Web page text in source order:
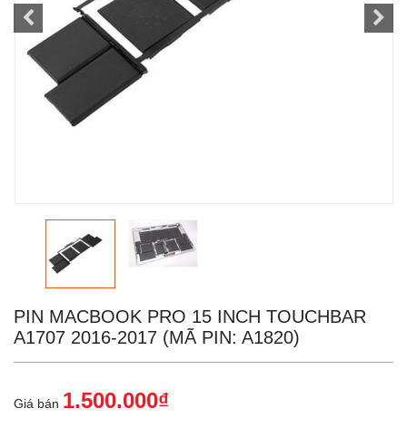
PIN MACBOOK PRO 15 INCH TOUCHBAR
A1707 2016-2017 (MÃ PIN: A1820)
Giá bán 1.500.000₫